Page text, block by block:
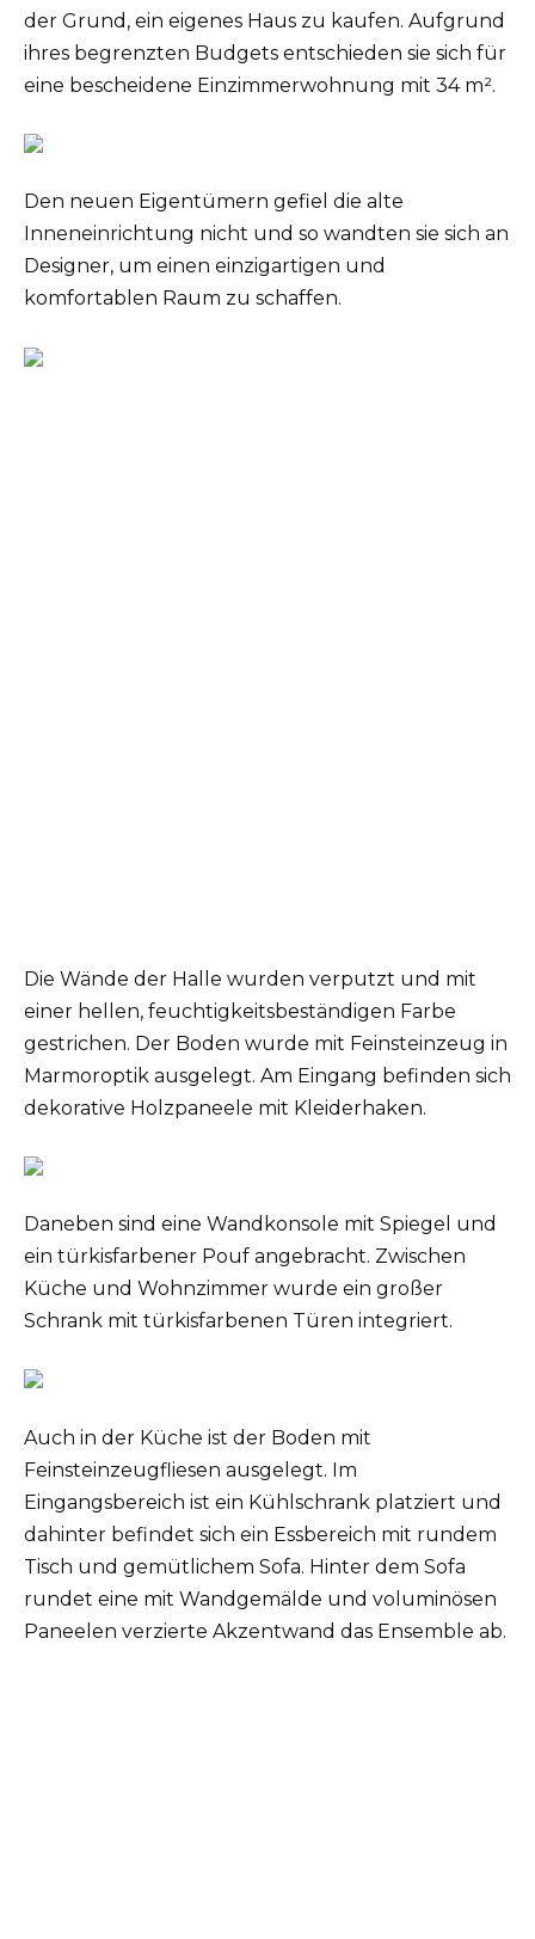
der Grund, ein eigenes Haus zu kaufen. Aufgrund
ihres begrenzten Budgets entschieden sie sich für
eine bescheidene Einzimmerwohnung mit 34 m².
Den neuen Eigentümern gefiel die alte
Inneneinrichtung nicht und so wandten sie sich an
Designer, um einen einzigartigen und
komfortablen Raum zu schaffen.
Die Wände der Halle wurden verputzt und mit
einer hellen, feuchtigkeitsbeständigen Farbe
gestrichen. Der Boden wurde mit Feinsteinzeug in
Marmoroptik ausgelegt. Am Eingang befinden sich
dekorative Holzpaneele mit Kleiderhaken.
Daneben sind eine Wandkonsole mit Spiegel und
ein türkisfarbener Pouf angebracht. Zwischen
Küche und Wohnzimmer wurde ein großer
Schrank mit türkisfarbenen Türen integriert.
Auch in der Küche ist der Boden mit
Feinsteinzeugfliesen ausgelegt. Im
Eingangsbereich ist ein Kühlschrank platziert und
dahinter befindet sich ein Essbereich mit rundem
Tisch und gemütlichem Sofa. Hinter dem Sofa
rundet eine mit Wandgemälde und voluminösen
Paneelen verzierte Akzentwand das Ensemble ab.